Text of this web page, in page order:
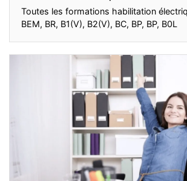
Toutes les formations habilitation
BEM, BR, B1(V), B2(V), BC, BP, BP, B0L